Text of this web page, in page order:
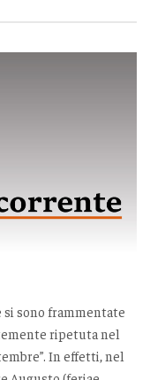
sono frammentate
ripetuta nel
In effetti, nel